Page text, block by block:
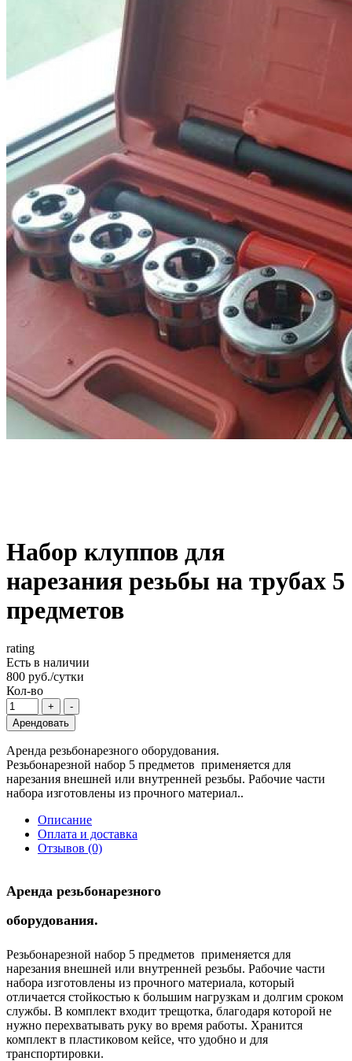
Набор клуппов для
нарезания резьбы на трубах 5
предметов
rating
Есть в наличии
800 руб./сутки
Кол-во
Арендовать
Аренда резьбонарезного оборудования.
Резьбонарезной набор 5 предметов применяется для
нарезания внешней или внутренней резьбы. Рабочие части
набора изготовлены из прочного материал..
Описание
Оплата и доставка
Отзывов (0)
Аренда резьбонарезного
оборудования.
Резьбонарезной набор 5 предметов применяется для
нарезания внешней или внутренней резьбы. Рабочие части
набора изготовлены из прочного материала, который
отличается стойкостью к большим нагрузкам и долгим сроком
службы. В комплект входит трещотка, благодаря которой не
нужно перехватывать руку во время работы. Хранится
комплект в пластиковом кейсе, что удобно и для
транспортировки.